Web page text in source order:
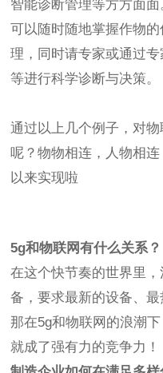
智能诊断管理等方方面
可以随时随地掌握作物
理，同时请专家或通过
等进行科学诊断与决策。
通过以上几个例子，对
呢？物物相连，人物相
以来实现啦
5g和物联网有什么关系？
在这个快节奏的世界里
备，要求最新的设备、最
那在5g和物联网的浪潮
就成了强有力的竞争力！